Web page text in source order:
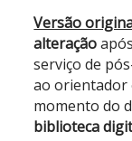
Versão
alteração
serviço de
ao
momento do
biblioteca